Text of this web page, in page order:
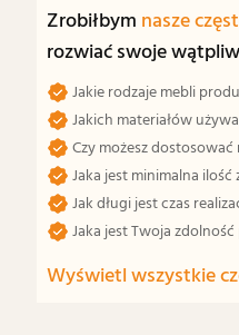
Zrobiłbym nasze
rozwiać swoje
Jakie rodzaje mebli
Jakich materiałów
Czy możesz dostosować
Jaka jest minimalna
Jak długi jest czas
Jaka jest Twoja
Wyświetl wszystkie